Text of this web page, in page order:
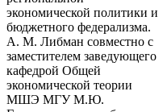
экономической политики и
бюджетного федерализма.
А. М. Либман совместно с
заместителем заведующего
кафедрой Общей
экономической теории
МШЭ МГУ М.Ю.